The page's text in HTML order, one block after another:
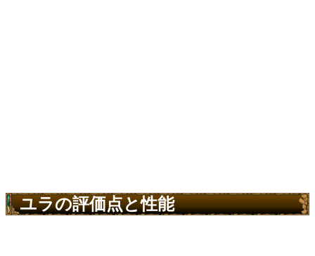
ユラの評価点と性能